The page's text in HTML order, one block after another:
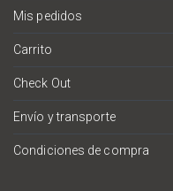
Mis pedidos
Carrito
Check Out
Envío y transporte
Condiciones de compra